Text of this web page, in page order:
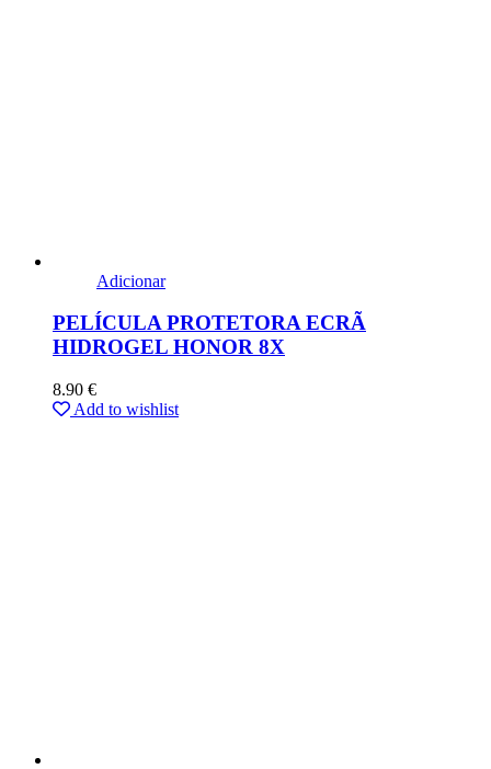
Adicionar
PELÍCULA PROTETORA ECRÃ
HIDROGEL HONOR 8X
8.90 €
Add to wishlist